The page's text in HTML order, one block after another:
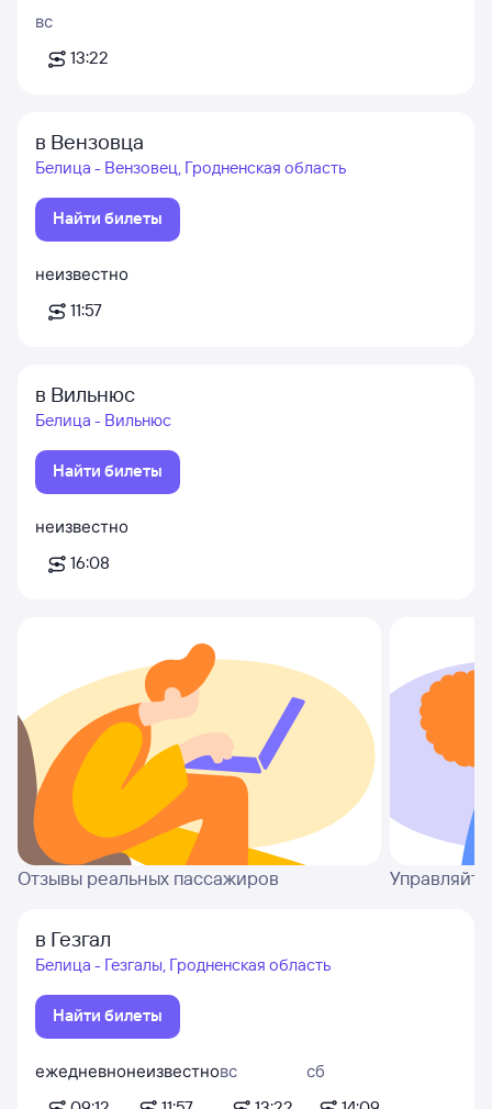
вс
13:22
в Вензовца
Белица - Вензовец, Гродненская область
Найти билеты
неизвестно
11:57
в Вильнюс
Белица - Вильнюс
Найти билеты
неизвестно
16:08
Отзывы реальных пассажиров
в Гезгал
Белица - Гезгалы, Гродненская область
Найти билеты
ежедневнонеизвестновс
сб